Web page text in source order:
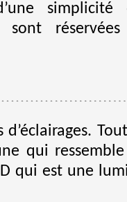
simplicité
sont
qui
qui est une